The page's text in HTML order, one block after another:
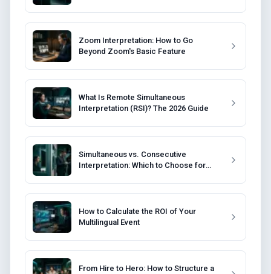
Zoom Interpretation: How to Go
Beyond Zoom's Basic Feature
What Is Remote Simultaneous
Interpretation (RSI)? The 2026 Guide
Simultaneous vs. Consecutive
Interpretation: Which to Choose for
How to Calculate the ROI of Your
Multilingual Event
From Hire to Hero: How to Structure a